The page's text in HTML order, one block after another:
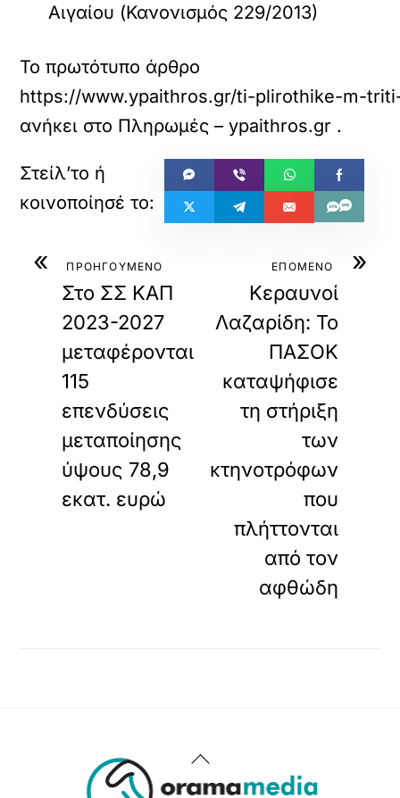
Αιγαίου (Κανονισμός 229/2013)
Το πρωτότυπο άρθρο
https://www.ypaithros.gr/ti-plirothike-m-
ανήκει στο Πληρωμές – ypaithros.gr .
« ΠΡΟΗΓΟΥΜΕΝΟ
Στο ΣΣ ΚΑΠ
2023-2027
μεταφέρονται
115
επενδύσεις
μεταποίησης
ύψους 78,9
εκατ. ευρώ
»
ΕΠΟΜΕΝΟ
Κεραυνοί
Λαζαρίδη: Το
ΠΑΣΟΚ
καταψήφισε
τη στήριξη
των
κτηνοτρόφων
που
πλήττονται
από τον
αφθώδη
Back
To